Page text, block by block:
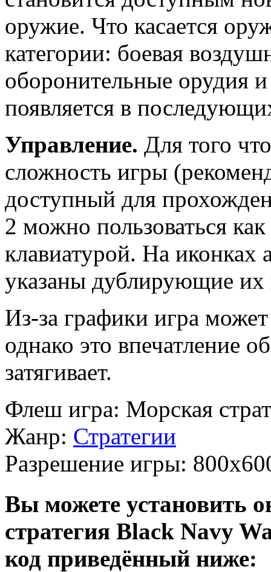
оружие. Что касается
категории: боевая
оборонительные орудия
появляется в
Управление. Для того
сложность игры
доступный для
2 можно пользоваться
клавиатурой. На иконках
указаны дублирующие
Из-за графики игра
однако это впечатление
затягивает.
Флеш игра: Морская
Жанр: Стратегии
Разрешение игры:
Вы можете установить
стратегия Black Navy
код приведённый ниже: